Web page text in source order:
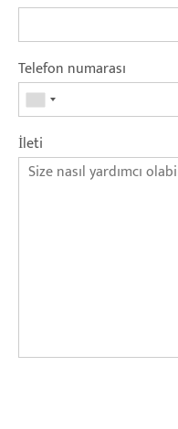
Telefon numarası
İleti